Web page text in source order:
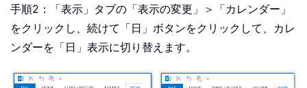
手順2：「表示」タブの「表示の変更」＞「カレンダー」
をクリックし、続けて「日」ボタンをクリックして、カレ
ンダーを「日」表示に切り替えます。